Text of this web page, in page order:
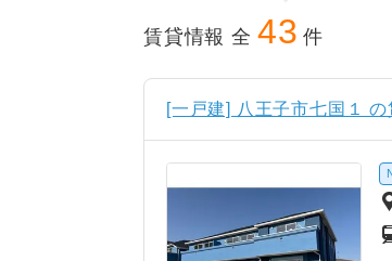
賃貸情報 全 43 件
[一戸建] 八王子市七国１ の